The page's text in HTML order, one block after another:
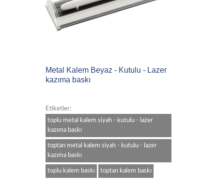
Metal Kalem Beyaz - Kutulu - Lazer
kazıma baskı
Etiketler:
toplu metal kalem siyah - kutulu - lazer
kazıma baskı
toptan metal kalem siyah - kutulu - lazer
kazıma baskı
toplu kalem baskı toptan kalem baskı